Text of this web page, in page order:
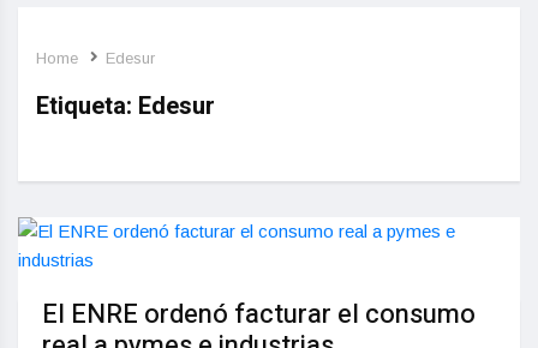
Home Edesur
Etiqueta: Edesur
El ENRE ordenó facturar el consumo